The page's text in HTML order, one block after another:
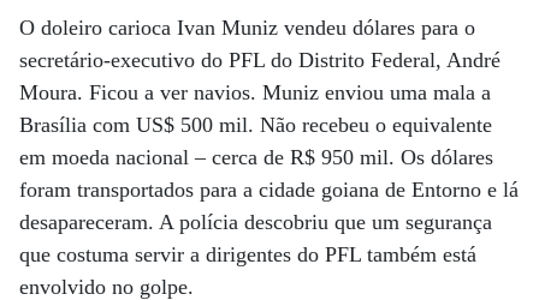
O doleiro carioca Ivan Muniz vendeu dólares para o
secretário-executivo do PFL do Distrito Federal, André
Moura. Ficou a ver navios. Muniz enviou uma mala a
Brasília com US$ 500 mil. Não recebeu o equivalente
em moeda nacional – cerca de R$ 950 mil. Os dólares
foram transportados para a cidade goiana de Entorno e lá
desapareceram. A polícia descobriu que um segurança
que costuma servir a dirigentes do PFL também está
envolvido no golpe.